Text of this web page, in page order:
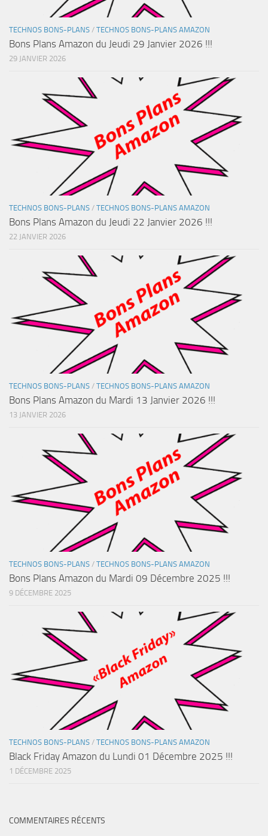
TECHNOS BONS-PLANS / TECHNOS BONS-PLANS AMAZON
Bons Plans Amazon du Jeudi 29 Janvier 2026 !!!
29 JANVIER 2026
TECHNOS BONS-PLANS / TECHNOS BONS-PLANS AMAZON
Bons Plans Amazon du Jeudi 22 Janvier 2026 !!!
22 JANVIER 2026
TECHNOS BONS-PLANS / TECHNOS BONS-PLANS AMAZON
Bons Plans Amazon du Mardi 13 Janvier 2026 !!!
13 JANVIER 2026
TECHNOS BONS-PLANS / TECHNOS BONS-PLANS AMAZON
Bons Plans Amazon du Mardi 09 Décembre 2025 !!!
9 DÉCEMBRE 2025
TECHNOS BONS-PLANS / TECHNOS BONS-PLANS AMAZON
Black Friday Amazon du Lundi 01 Décembre 2025 !!!
1 DÉCEMBRE 2025
COMMENTAIRES RÉCENTS